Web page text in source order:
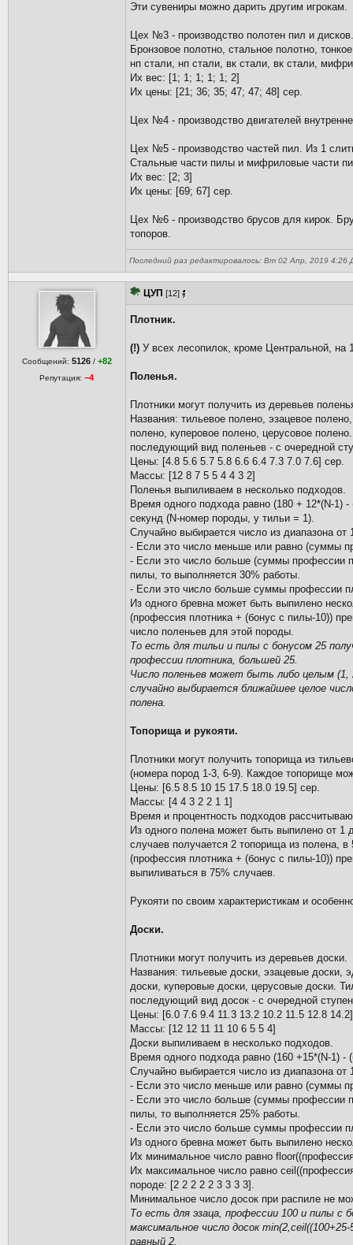
Эти сувениры можно дарить другим игрокам.
Цех №3 - производство полотен пил и
Бронзовое полотно, стальное полотно,
нп стали, нп стали, вк стали, вк стали,
Их вес: [1; 1; 1; 1; 1; 2]
Их цены: [21; 36; 35; 47; 47; 48] сер.
Цех №4 - производство двигателей
Цех №5 - производство частей пил. Из 1
Стальные части пилы и мифриловые части
Их вес: [2; 3]
Их цены: [69; 67] сер.
Цех №6 - производство брусов для кирок.
топоров.
Последний раз редактировалось: Вт 02 Апр, 2019 4:26
Сообщений: 5126 / +82
Репутация:−4
ЦУП [12]
Плотник.
(!) У всех лесопилок, кроме Центральной,
Поленья.
Плотники могут получить из деревьев
Названия: тильевое полено, эзацевое
полено, куперовое полено, церусовое
последующий вид поленьев - с очередной
Цены: [4.8 5.6 5.7 5.8 6.6 6.4 7.3 7.0 7.6] сер.
Массы: [12 8 7 5 5 4 4 3 2]
Поленья выпиливаем в несколько подходов.
Время одного подхода равно (180 + 12*(N-1)
секунд (N-номер породы, у тильи = 1).
Случайно выбирается число из диапазона от
- Если это число меньше или равно (суммы
- Если это число больше (суммы профессии
пилы, то выполняется 30% работы.
- Если это число больше суммы профессии
Из одного бревна может быть выпилено
(профессия плотника + (бонус с пилы-10))
число поленьев для этой породы.
То есть для тильи и пилы с бонусом 25
профессии плотника, большей 25.
Число поленьев может быть либо целым (1,
случайно выбирается ближайшее целое
полена.
Топорища и рукояти.
Плотники могут получить топорища из
(номера пород 1-3, 6-9). Каждое топорище
Цены: [6.5 8.5 10 15 17.5 18.0 19.5] сер.
Массы: [4 4 3 2 2 1 1]
Время и процентность подходов
Из одного полена может быть выпилено от
случаев получается 2 топорища из полена,
(профессия плотника + (бонус с пилы-10))
выпиливаться в 75% случаев.
Рукояти по своим характеристикам и
Доски.
Плотники могут получить из деревьев доски.
Названия: тильевые доски, эзацевые доски,
доски, куперовые доски, церусовые доски.
последующий вид досок - с очередной
Цены: [6.0 7.6 9.4 11.3 13.2 10.2 11.5 12.8
Массы: [12 12 11 11 10 6 5 5 4]
Доски выпиливаем в несколько подходов.
Время одного подхода равно (160 +15*(N-1)
Случайно выбирается число из диапазона
- Если это число меньше или равно (суммы
- Если это число больше (суммы профессии
пилы, то выполняется 25% работы.
- Если это число больше суммы профессии
Из одного бревна может быть выпилено
Их минимальное число равно
Их максимальное число равно
породе: [2 2 2 2 2 3 3 3 3].
Минимальное число досок при распиле не
То есть для эзаца, профессии 100 и пилы с
максимальное число досок
равный 2.